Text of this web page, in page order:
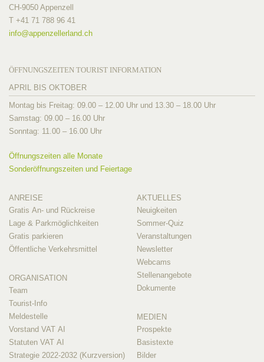
CH-9050 Appenzell
T +41 71 788 96 41
info@appenzellerland.ch
ÖFFNUNGSZEITEN TOURIST INFORMATION
APRIL BIS OKTOBER
Montag bis Freitag: 09.00 – 12.00 Uhr und 13.30 – 18.00 Uhr
Samstag: 09.00 – 16.00 Uhr
Sonntag: 11.00 – 16.00 Uhr
Öffnungszeiten alle Monate
Sonderöffnungszeiten und Feiertage
ANREISE
Gratis An- und Rückreise
Lage & Parkmöglichkeiten
Gratis parkieren
Öffentliche Verkehrsmittel
ORGANISATION
Team
Tourist-Info
Meldestelle
Vorstand VAT AI
Statuten VAT AI
Strategie 2022-2032 (Kurzversion)
AKTUELLES
Neuigkeiten
Sommer-Quiz
Veranstaltungen
Newsletter
Webcams
Stellenangebote
Dokumente
MEDIEN
Prospekte
Basistexte
Bilder